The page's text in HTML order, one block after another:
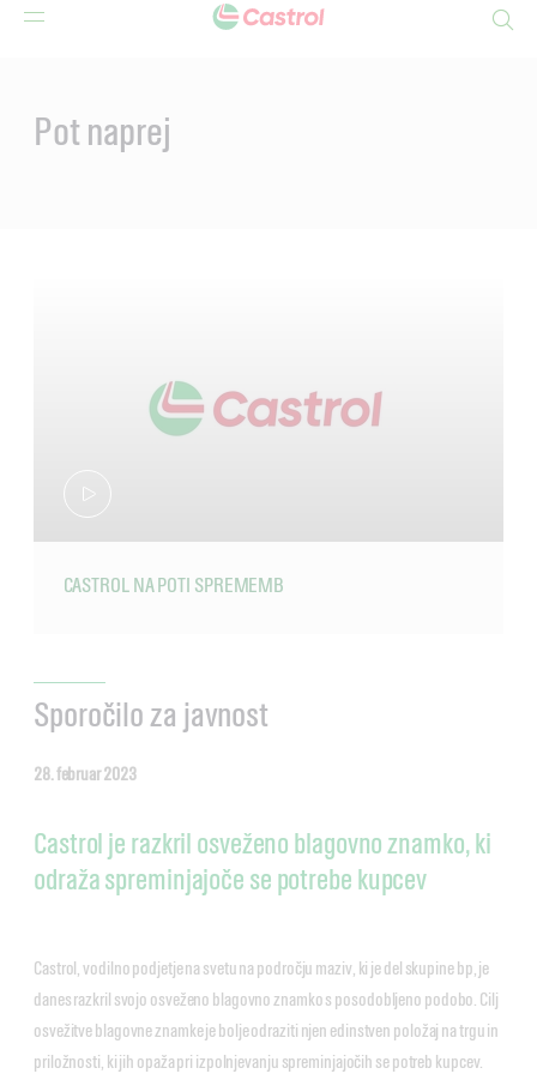
Pot naprej
CASTROL NA POTI SPREMEMB
Sporočilo za javnost
28. februar 2023
Castrol je razkril osveženo blagovno znamko, ki
odraža spreminjajoče se potrebe kupcev
Castrol, vodilno podjetje na svetu na področju maziv, ki je del skupine bp, je
danes razkril svojo osveženo blagovno znamko s posodobljeno podobo. Cilj
osvežitve blagovne znamke je bolje odraziti njen edinstven položaj na trgu in
priložnosti, ki jih opaža pri izpolnjevanju spreminjajočih se potreb kupcev.